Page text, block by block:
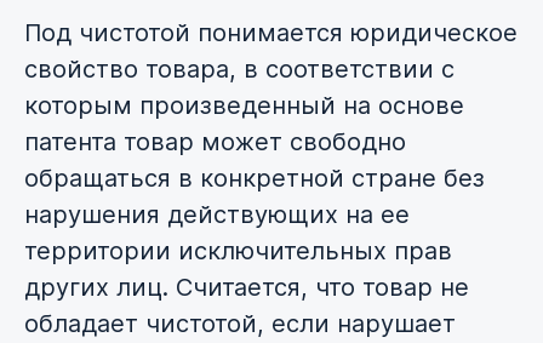
Под чистотой понимается юридическое
свойство товара, в соответствии с
которым произведенный на основе
патента товар может свободно
обращаться в конкретной стране без
нарушения действующих на ее
территории исключительных прав
других лиц. Считается, что товар не
обладает чистотой, если нарушает